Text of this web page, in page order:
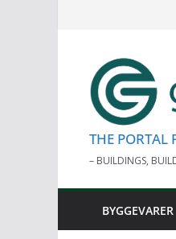
THE PORTAL
– BUILDINGS,
BYGGEVARER